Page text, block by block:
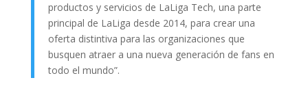
productos y servicios de LaLiga Tech, una parte
principal de LaLiga desde 2014, para crear una
oferta distintiva para las organizaciones que
busquen atraer a una nueva generación de fans en
todo el mundo”.